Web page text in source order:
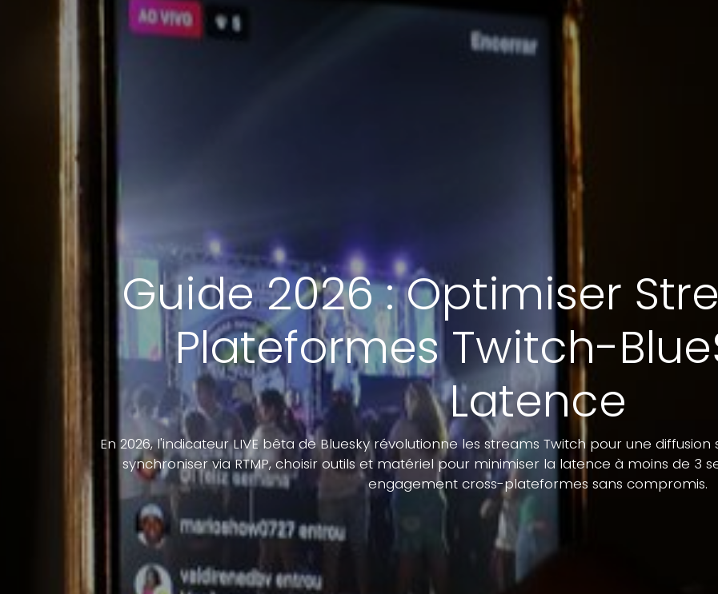
Guide 2026 : Optimiser
Plateformes Twitch-
Latence
En 2026, l'indicateur LIVE bêta de Bluesky révolutionne les streams Twitch pour une
synchroniser via RTMP, choisir outils et matériel pour minimiser la latence à moins de 3
engagement cross-plateformes sans compromis.